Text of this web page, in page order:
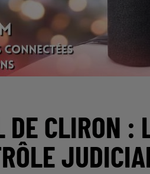
CLIRON :